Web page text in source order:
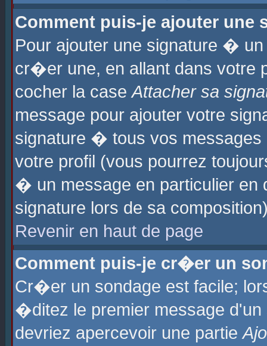
Comment puis-je ajouter une
Pour ajouter une signature �
cr�er une, en allant dans
cocher la caseAttacher sa
message pour ajouter votre
signature � tous vos
votre profil (vous pourrez
� un message en particulier
signature lors de sa
Revenir en haut de page
Comment puis-je cr�er un
Cr�er un sondage est facile;
�ditez le premier message
devriez apercevoir une partie